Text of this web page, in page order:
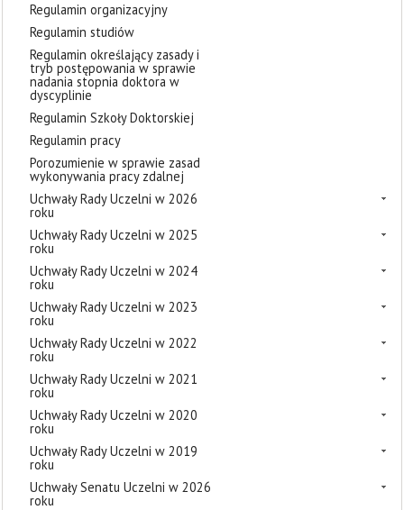
Regulamin organizacyjny
Regulamin studiów
Regulamin określający zasady i
tryb postępowania w sprawie
nadania stopnia doktora w
dyscyplinie
Regulamin Szkoły Doktorskiej
Regulamin pracy
Porozumienie w sprawie zasad
wykonywania pracy zdalnej
Uchwały Rady Uczelni w 2026
roku
Uchwały Rady Uczelni w 2025
roku
Uchwały Rady Uczelni w 2024
roku
Uchwały Rady Uczelni w 2023
roku
Uchwały Rady Uczelni w 2022
roku
Uchwały Rady Uczelni w 2021
roku
Uchwały Rady Uczelni w 2020
roku
Uchwały Rady Uczelni w 2019
roku
Uchwały Senatu Uczelni w 2026
roku